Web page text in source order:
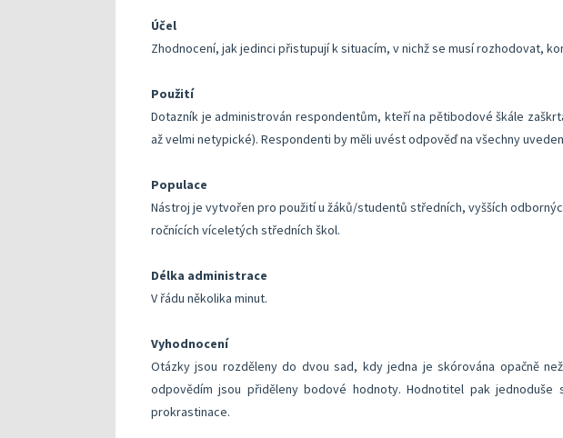
Účel
Zhodnocení, jak jedinci přistupují k situacím, v nichž se musí rozhodovat,
Použití
Dotazník je administrován respondentům, kteří na pětibodové škále
až velmi netypické). Respondenti by měli uvést odpověď na všechny
Populace
Nástroj je vytvořen pro použití u žáků/studentů středních, vyšších
ročnících víceletých středních škol.
Délka administrace
V řádu několika minut.
Vyhodnocení
Otázky jsou rozděleny do dvou sad, kdy jedna je skórována opačně
odpovědím jsou přiděleny bodové hodnoty. Hodnotitel pak
prokrastinace.